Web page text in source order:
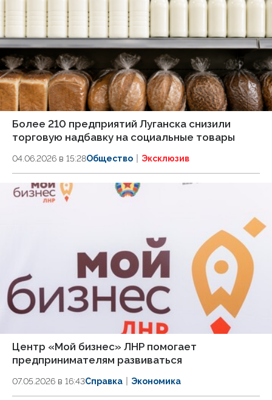
Более 210 предприятий Луганска снизили
торговую надбавку на социальные товары
04.06.2026 в 15:28Общество Эксклюзив
Центр «Мой бизнес» ЛНР помогает
предпринимателям развиваться
07.05.2026 в 16:43Справка Экономика